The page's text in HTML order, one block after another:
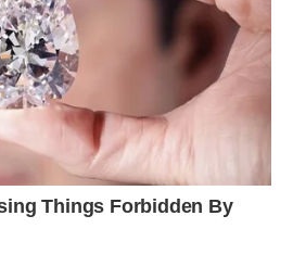
рослинному маслі : до рум’яності
відправляємо обсмажену
цукровий пісок, пропущені через
приправу для моркви.
і приправа вже солоні.
натираємо на тертці для